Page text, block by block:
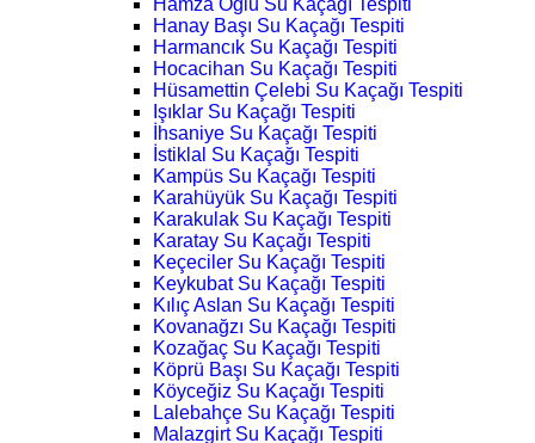
Hamza Oğlu Su Kaçağı Tespiti
Hanay Başı Su Kaçağı Tespiti
Harmancık Su Kaçağı Tespiti
Hocacihan Su Kaçağı Tespiti
Hüsamettin Çelebi Su Kaçağı Tespiti
Işıklar Su Kaçağı Tespiti
İhsaniye Su Kaçağı Tespiti
İstiklal Su Kaçağı Tespiti
Kampüs Su Kaçağı Tespiti
Karahüyük Su Kaçağı Tespiti
Karakulak Su Kaçağı Tespiti
Karatay Su Kaçağı Tespiti
Keçeciler Su Kaçağı Tespiti
Keykubat Su Kaçağı Tespiti
Kılıç Aslan Su Kaçağı Tespiti
Kovanağzı Su Kaçağı Tespiti
Kozağaç Su Kaçağı Tespiti
Köprü Başı Su Kaçağı Tespiti
Köyceğiz Su Kaçağı Tespiti
Lalebahçe Su Kaçağı Tespiti
Malazgirt Su Kaçağı Tespiti